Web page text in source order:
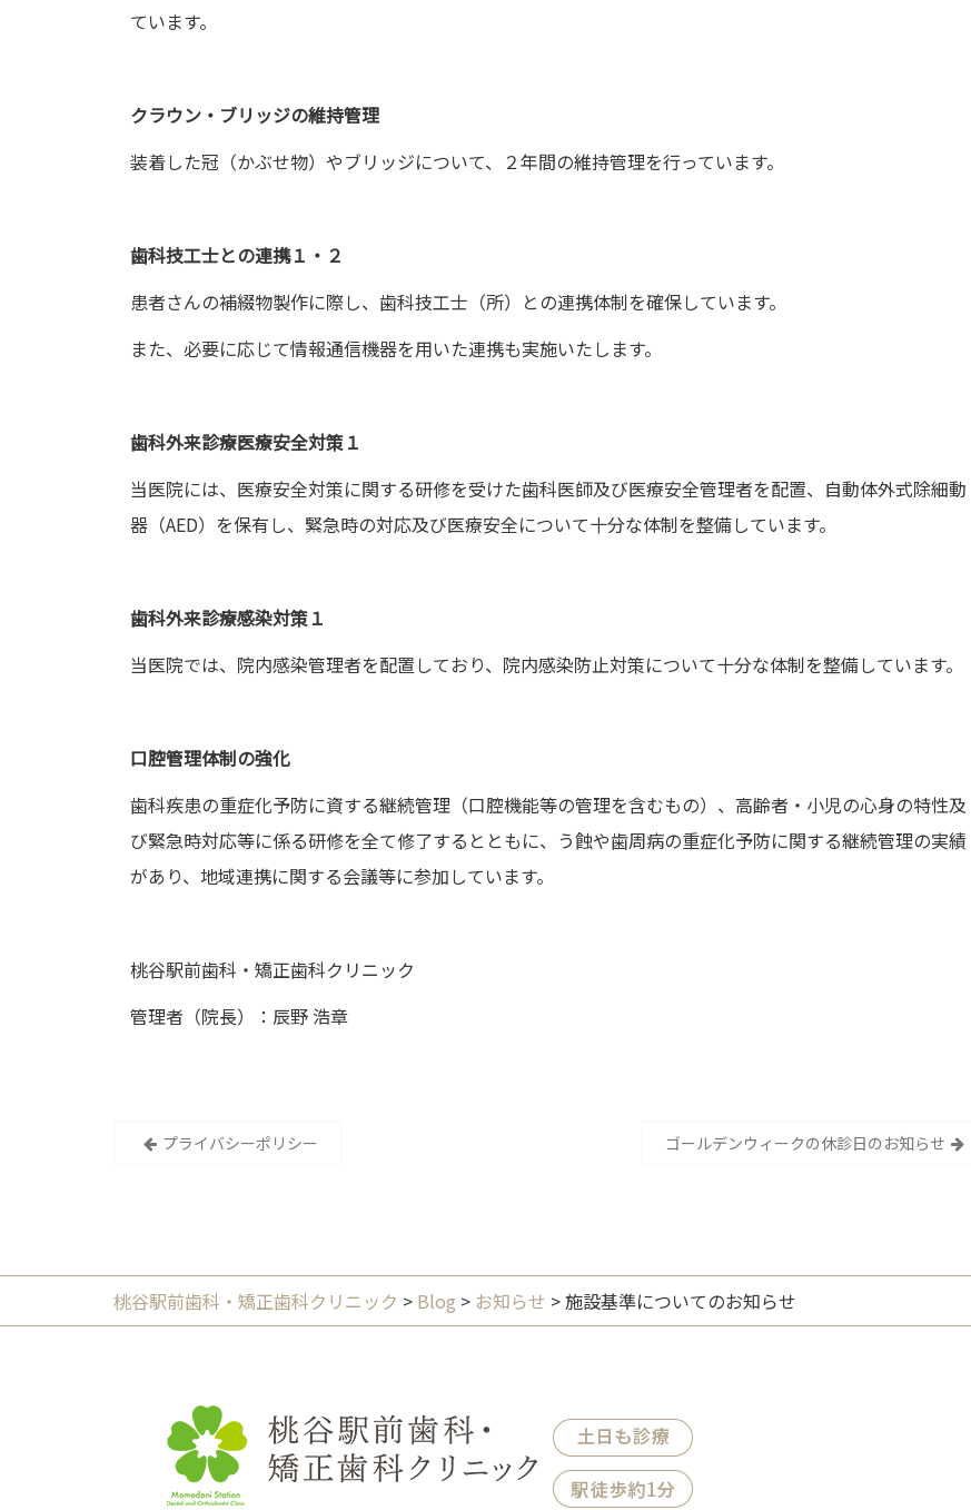
ています。
クラウン・ブリッジの維持管理
装着した冠（かぶせ物）やブリッジについて、２年間の維持管理を行っています。
歯科技工士との連携１・２
患者さんの補綴物製作に際し、歯科技工士（所）との連携体制を確保しています。
また、必要に応じて情報通信機器を用いた連携も実施いたします。
歯科外来診療医療安全対策１
当医院には、医療安全対策に関する研修を受けた歯科医師及び医療安全管理者を配置、自動体外式除細動
器（AED）を保有し、緊急時の対応及び医療安全について十分な体制を整備しています。
歯科外来診療感染対策１
当医院では、院内感染管理者を配置しており、院内感染防止対策について十分な体制を整備しています。
口腔管理体制の強化
歯科疾患の重症化予防に資する継続管理（口腔機能等の管理を含むもの）、高齢者・小児の心身の特性及
び緊急時対応等に係る研修を全て修了するとともに、う蝕や歯周病の重症化予防に関する継続管理の実績
があり、地域連携に関する会議等に参加しています。
桃谷駅前歯科・矯正歯科クリニック
管理者（院長）：辰野 浩章
投
ゲ
ー
シ
プライバシーポリシー ゴールデンウィークの休診日のお知らせ
桃谷駅前歯科・矯正歯科クリニック > Blog > お知らせ >施設基準についてのお知らせ